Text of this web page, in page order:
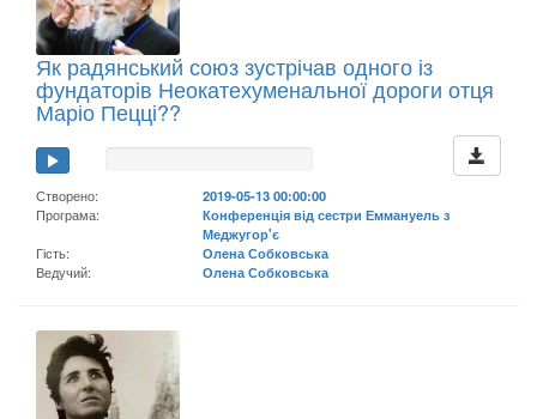
Як радянський союз зустрічав одного із
фундаторів Неокатехуменальної дороги отця
Маріо Пецці??
Створено:
2019-05-13 00:00:00
Програма:
Конференція від сестри Еммануель з
Меджугор'є
Гість:
Олена Собковська
Ведучий:
Олена Собковська